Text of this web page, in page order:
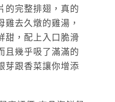
的完整排翅，真的
雞去久燉的雞湯，
甜，配上入口脆滑
且幾乎吸了滿滿的
芽跟香菜讓你增添